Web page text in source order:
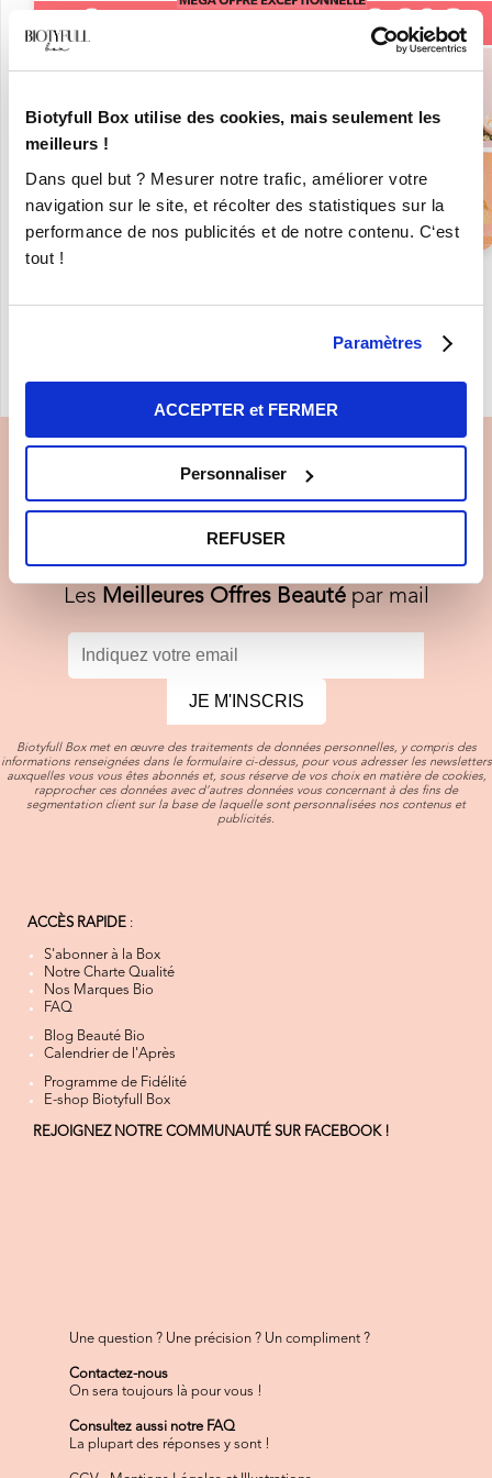
Biotyfull Box utilise des cookies, mais seulement les
meilleurs !
Dans quel but ? Mesurer notre trafic, améliorer votre
navigation sur le site, et récolter des statistiques sur la
performance de nos publicités et de notre contenu. C‘est
tout !
Paramètres
ACCEPTER et FERMER
Personnaliser
REFUSER
MARQUES BIO ET
Inscrivez-vous à laNewsletter
Biotyfull Box !
Les Meilleures Offres Beautépar mail
JE M'INSCRIS
Biotyfull Box met en œuvre des traitements de données personnelles, y compris des
informations renseignées dans le formulaire ci-dessus, pour vous adresser les newsletters
auxquelles vous vous êtes abonnés et, sous réserve de vos choix en matière de cookies,
rapprocher ces données avec d’autres données vous concernant à des fins de
segmentation client sur la base de laquelle sont personnalisées nos contenus et
publicités.
ACCÈS RAPIDE :
S'abonner à la Box
Notre Charte Qualité
Nos Marques Bio
FAQ
Blog Beauté Bio
Calendrier de l'Après
Programme de Fidélité
E-shop Biotyfull Box
REJOIGNEZ NOTRE COMMUNAUTÉ SUR FACEBOOK !
Une question ? Une précision ? Un compliment ?
Contactez-nous
On sera toujours là pour vous !
Consultez aussi notre FAQ
La plupart des réponses y sont !